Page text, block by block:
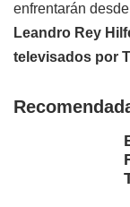
enfrentarán
Leandro Rey
televisados por